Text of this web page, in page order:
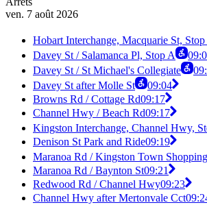
ven. 7 août 2026
Hobart Interchange, Macquarie St, Stop
Davey St / Salamanca Pl, Stop A
Davey St / St Michael's Collegiate
Davey St after Molle St
09:04
Browns Rd / Cottage Rd09:17
Channel Hwy / Beach Rd09:17
Kingston Interchange, Channel Hwy,
Denison St Park and Ride09:19
Maranoa Rd / Kingston Town
Maranoa Rd / Baynton St09:21
Redwood Rd / Channel Hwy09:23
Channel Hwy after Mertonvale Cct